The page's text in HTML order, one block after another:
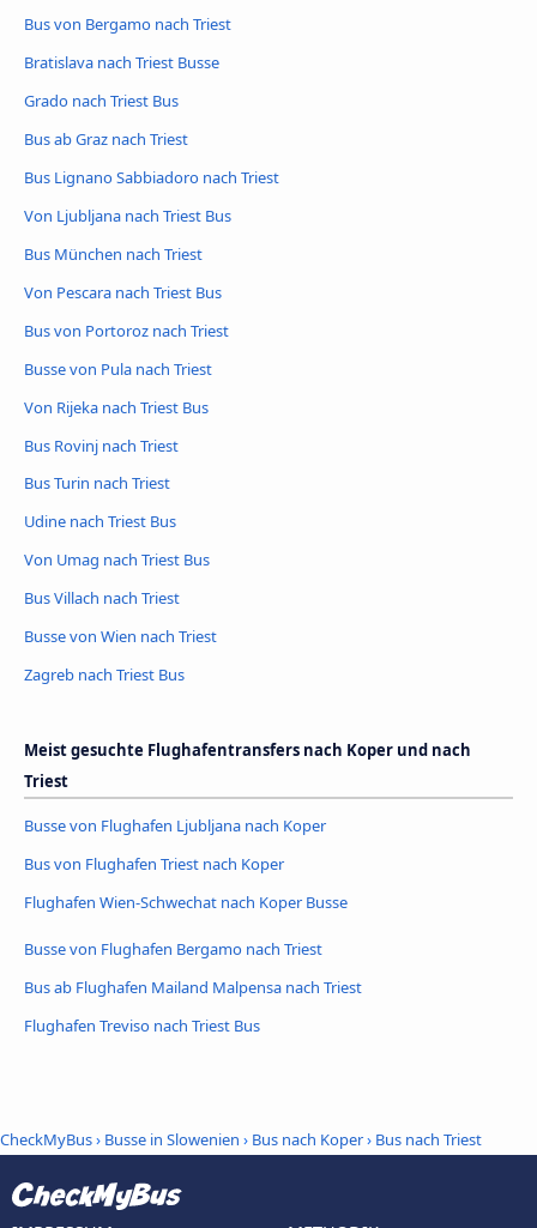
Bus von Bergamo nach Triest
Bratislava nach Triest Busse
Grado nach Triest Bus
Bus ab Graz nach Triest
Bus Lignano Sabbiadoro nach Triest
Von Ljubljana nach Triest Bus
Bus München nach Triest
Von Pescara nach Triest Bus
Bus von Portoroz nach Triest
Busse von Pula nach Triest
Von Rijeka nach Triest Bus
Bus Rovinj nach Triest
Bus Turin nach Triest
Udine nach Triest Bus
Von Umag nach Triest Bus
Bus Villach nach Triest
Busse von Wien nach Triest
Zagreb nach Triest Bus
Meist gesuchte Flughafentransfers nach Koper und nach
Triest
Busse von Flughafen Ljubljana nach Koper
Bus von Flughafen Triest nach Koper
Flughafen Wien-Schwechat nach Koper Busse
Busse von Flughafen Bergamo nach Triest
Bus ab Flughafen Mailand Malpensa nach Triest
Flughafen Treviso nach Triest Bus
CheckMyBus› Busse in Slowenien › Bus nach Koper› Bus nach Triest